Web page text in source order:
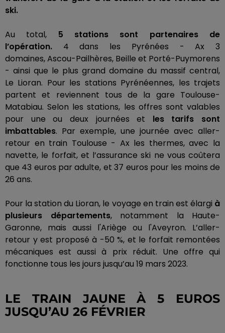
ski.
Au total, 5 stations sont partenaires de
l’opération. 4 dans les Pyrénées -Ax 3
domaines,Ascou-Pailhères, Beille et Porté-Puymorens
- ainsi que le plus grand domaine du massif central,
Le Lioran. Pour les stations Pyrénéennes, les trajets
partent et reviennent tous de la gare Toulouse-
Matabiau. Selon les stations, les offres sont valables
pour une ou deux journées et les tarifs sont
imbattables. Par exemple, une journée avec aller-
retour en train Toulouse - Ax les thermes, avec la
navette, le forfait, et l’assurance ski ne vous coûtera
que 43 euros par adulte, et 37 euros pour les moins de
26 ans.
Pour la station du Lioran, le voyage en train est élargi à
plusieurs départements, notamment la Haute-
Garonne, mais aussi l'Ariège ou l'Aveyron. L’aller-
retour y est proposé à -50 %, et le forfait remontées
mécaniques est aussi à prix réduit. Une offre qui
fonctionne tous les jours jusqu’au 19 mars 2023.
LE TRAIN JAUNE À 5 EUROS
JUSQU’AU 26 FÉVRIER